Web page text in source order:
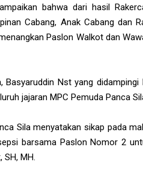
bahwa dari hasil
Cabang, Anak Cabang dan
Paslon Walkot dan
Basyaruddin Nst yang
jajaran MPC Pemuda Panca
Sila menyatakan sikap pada
barsama Paslon Nomor 2
SH, MH.